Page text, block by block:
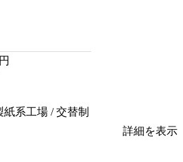
円
系工場 / 交替制
詳細を表示